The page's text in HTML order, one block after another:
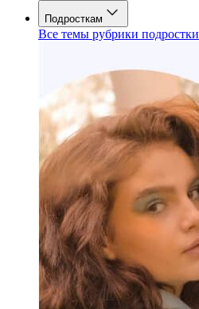
Подросткам
Все темы рубрики подростки